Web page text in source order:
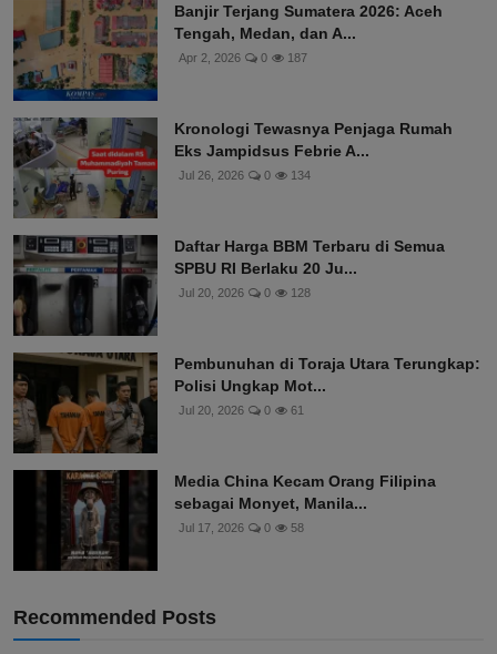
Banjir Terjang Sumatera 2026: Aceh
Tengah, Medan, dan A...
Apr 2, 2026 0 187
Kronologi Tewasnya Penjaga Rumah
Eks Jampidsus Febrie A...
Jul 26, 2026 0 134
Daftar Harga BBM Terbaru di Semua
SPBU RI Berlaku 20 Ju...
Jul 20, 2026 0 128
Pembunuhan di Toraja Utara Terungkap:
Polisi Ungkap Mot...
Jul 20, 2026 0 61
Media China Kecam Orang Filipina
sebagai Monyet, Manila...
Jul 17, 2026 0 58
Recommended Posts